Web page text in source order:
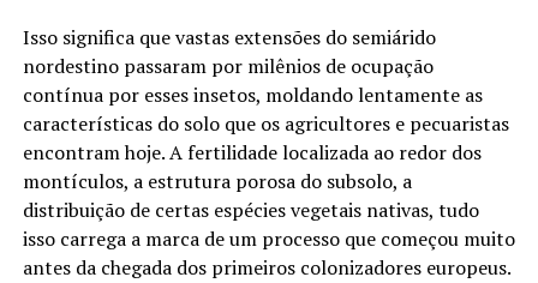
Isso significa que vastas extensões do semiárido
nordestino passaram por milênios de ocupação
contínua por esses insetos, moldando lentamente as
características do solo que os agricultores e pecuaristas
encontram hoje. A fertilidade localizada ao redor dos
montículos, a estrutura porosa do subsolo, a
distribuição de certas espécies vegetais nativas, tudo
isso carrega a marca de um processo que começou muito
antes da chegada dos primeiros colonizadores europeus.